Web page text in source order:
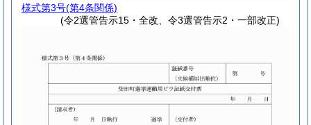
様式第3号(第4条関係)
(令2選管告示15・全改、令3選管告示2・一部改正)